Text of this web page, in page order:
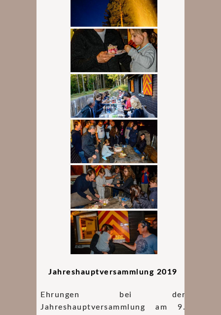
Jahreshauptversammlung 2019
Ehrungen bei der
Jahreshauptversammlung am 9.